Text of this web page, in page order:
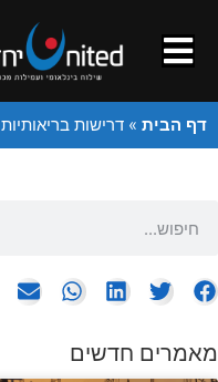
דף הבית » דרישות בריאותיות
מאמרים חדשים